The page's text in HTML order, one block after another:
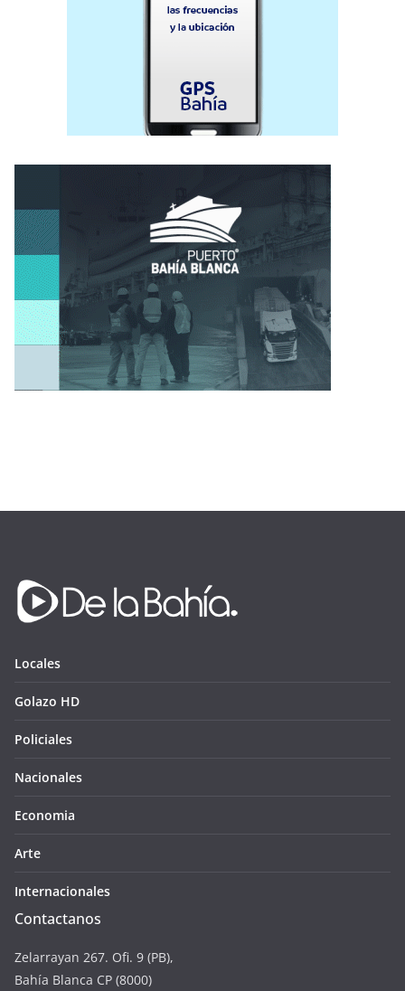
Locales
Golazo HD
Policiales
Nacionales
Economia
Arte
Internacionales
Contactanos
Zelarrayan 267. Ofi. 9 (PB),
Bahía Blanca CP (8000)